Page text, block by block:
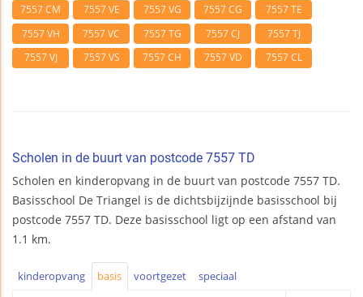
7557 CM
7557 VE 7557 VG 7557 CG
7557 TE
7557 VH
7557 VC 7557 TG 7557 CJ
7557 TJ
7557 VJ
7557 VS 7557 CH 7557 VD 7557 CL
Scholen in de buurt van postcode 7557 TD
Scholen en kinderopvang in de buurt van postcode 7557 TD.
Basisschool De Triangel is de dichtsbijzijnde basisschool bij
postcode 7557 TD. Deze basisschool ligt op een afstand van
1.1 km.
kinderopvang basis voortgezet speciaal